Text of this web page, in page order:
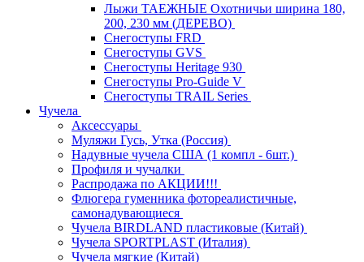
Лыжи ТАЕЖНЫЕ Охотничьи ширина 180,
200, 230 мм (ДЕРЕВО)
Снегоступы FRD
Снегоступы GVS
Снегоступы Heritage 930
Снегоступы Pro-Guide V
Снегоступы TRAIL Series
Чучела
Аксессуары
Муляжи Гусь, Утка (Россия)
Надувные чучела США (1 компл - 6шт.)
Профиля и чучалки
Распродажа по АКЦИИ!!!
Флюгера гуменника фотореалистичные,
самонадувающиеся
Чучела BIRDLAND пластиковые (Китай)
Чучела SPORTPLAST (Италия)
Чучела мягкие (Китай)